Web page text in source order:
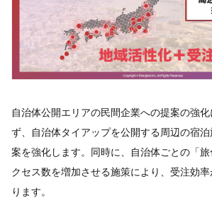
自治体公開エリアの民間企業への提案の強
ず、自治体タイアップを公開する周辺の宿
案を強化します。同時に、自治体ごとの「
クセス数を増加させる施策により、受注効
ります。